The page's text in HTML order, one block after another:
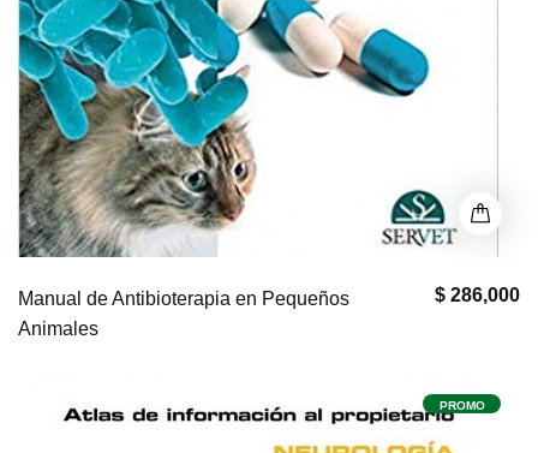
$ 286,000
Manual de Antibioterapia en Pequeños
Animales
PROMO